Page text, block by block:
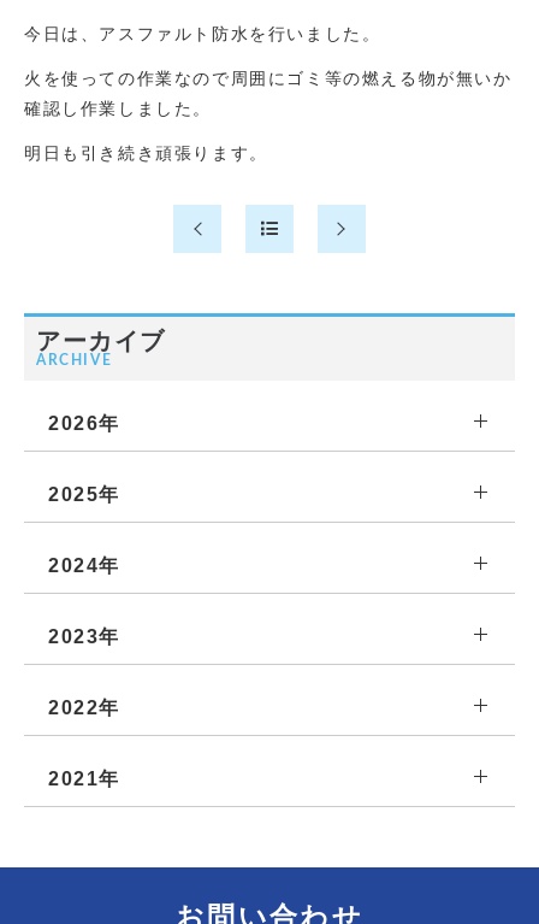
今日は、アスファルト防水を行いました。
火を使っての作業なので周囲にゴミ等の燃える物が無いか
確認し作業しました。
明日も引き続き頑張ります。
アーカイブ
ARCHIVE
2026年
2025年
2024年
2023年
2022年
2021年
お問い合わせ